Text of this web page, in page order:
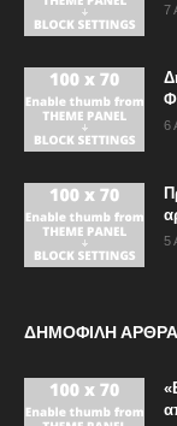
7
6
5
ΔΗΜΟΦΙΛΗ ΑΡΘΡΑ